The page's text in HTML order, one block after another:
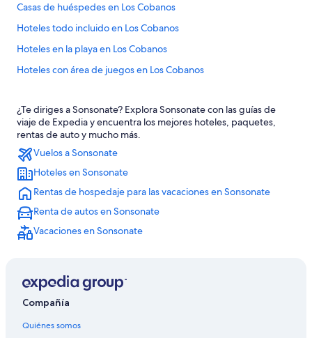
Casas de huéspedes en Los Cobanos
Hoteles todo incluido en Los Cobanos
Hoteles en la playa en Los Cobanos
Hoteles con área de juegos en Los Cobanos
Hoteles en Los Cobanos
Villas en Los Cobanos
B&B en San Julián
Cabañas en San Julián
Hoteles haciendas en San Julián
Hoteles en San Julián
Hoteles 3 estrellas en Sonzacate
Hostales en Sonzacate
Hoteles Cápsula en Sonzacate
Hoteles en Sonzacate
¿Te diriges a Sonsonate? Explora Sonsonate con las guías de
viaje de Expedia y encuentra los mejores hoteles, paquetes,
rentas de auto y mucho más.
Vuelos a Sonsonate
Hoteles en Sonsonate
Rentas de hospedaje para las vacaciones en Sonsonate
Renta de autos en Sonsonate
Vacaciones en Sonsonate
Compañía
Quiénes somos